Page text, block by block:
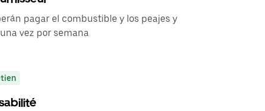
pagar el combustible y los peajes y
vez por semana